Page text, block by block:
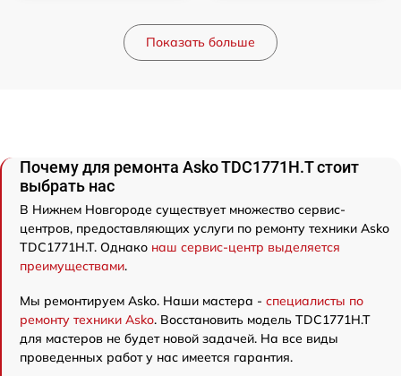
Показать больше
Почему для ремонта Asko TDC1771H.T стоит
выбрать нас
В Нижнем Новгороде существует множество сервис-
центров, предоставляющих услуги по ремонту техники Asko
TDC1771H.T. Однако наш сервис-центр выделяется
преимуществами.
Мы ремонтируем Asko. Наши мастера - специалисты по
ремонту техники Asko. Восстановить модель TDC1771H.T
для мастеров не будет новой задачей. На все виды
проведенных работ у нас имеется гарантия.